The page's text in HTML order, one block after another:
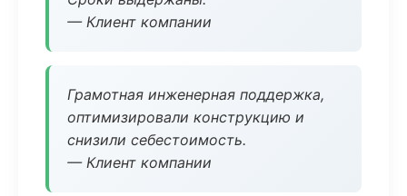
— Клиент компании
Грамотная инженерная поддержка,
оптимизировали конструкцию и
снизили себестоимость.
— Клиент компании